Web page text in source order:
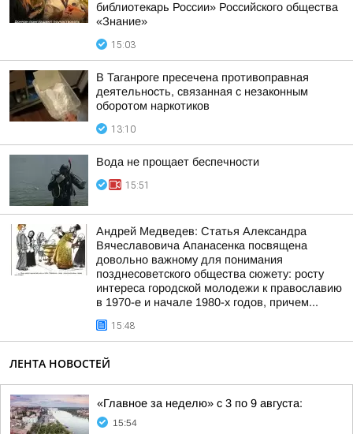
библиотекарь России» Российского общества
«Знание»
15:03
В Таганроге пресечена противоправная
деятельность, связанная с незаконным
оборотом наркотиков
13:10
Вода не прощает беспечности
15:51
Андрей Медведев: Статья Александра
Вячеславовича Апанасенка посвящена
довольно важному для понимания
позднесоветского общества сюжету: росту
интереса городской молодежи к православию
в 1970-е и начале 1980-х годов, причем...
15:48
ЛЕНТА НОВОСТЕЙ
«Главное за неделю» с 3 по 9 августа:
15:54